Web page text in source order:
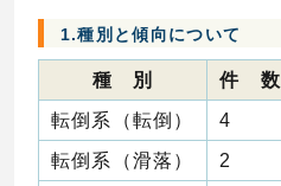
1.種別と傾向について
種 別 件 数
転倒系（転倒）
4
転倒系（滑落）
2